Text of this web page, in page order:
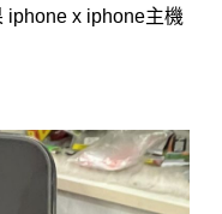
iphone x iphone主機